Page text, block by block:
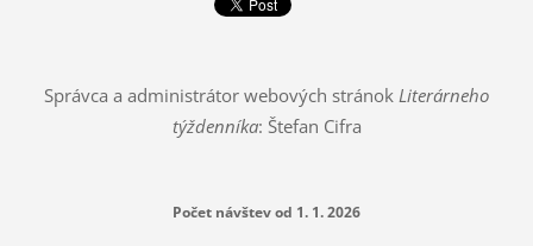
Správca a administrátor webových stránok Literárneho
týždenníka: Štefan Cifra
Počet návštev od 1. 1. 2026